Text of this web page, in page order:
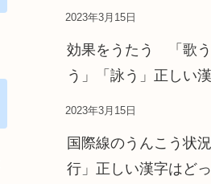
2023年3月15日
効果をうたう 「歌
う」「詠う」正しい
2023年3月15日
国際線のうんこう状
行」正しい漢字はど